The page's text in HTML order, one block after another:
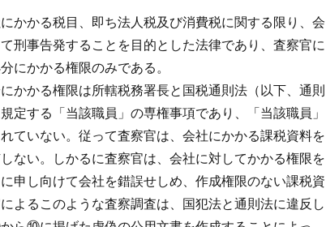
かかる税目、即ち法人税及び消費税に関する限り、会
刑事告発することを目的とした法律であり、査察官に
にかかる権限のみである。
かかる権限は所轄税務署長と国税通則法（以下、通則
定する「当該職員」の専権事項であり、「当該職員」
ていない。従って査察官は、会社にかかる課税資料を
ない。しかるに査察官は、会社に対してかかる権限を
申し向けて会社を錯誤せしめ、作成権限のない課税資
よるこのような査察調査は、国犯法と通則法に違反し